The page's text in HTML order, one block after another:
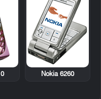
Nokia 6260